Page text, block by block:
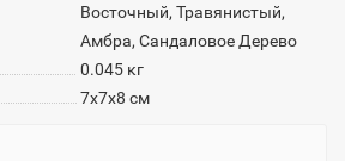
Восточный, Травянистый,
Амбра, Сандаловое Дерево
0.045 кг
7х7х8 см